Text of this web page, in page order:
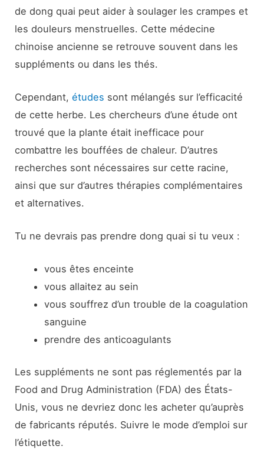
de dong quai peut aider à soulager les crampes et
les douleurs menstruelles. Cette médecine
chinoise ancienne se retrouve souvent dans les
suppléments ou dans les thés.
Cependant,études sont mélangés sur l’efficacité
de cette herbe. Les chercheurs d’une étude ont
trouvé que la plante était inefficace pour
combattre les bouffées de chaleur. D’autres
recherches sont nécessaires sur cette racine,
ainsi que sur d’autres thérapies complémentaires
et alternatives.
Tu ne devrais pas prendre dong quai si tu veux :
vous êtes enceinte
vous allaitez au sein
vous souffrez d’un trouble de la coagulation
sanguine
prendre des anticoagulants
Les suppléments ne sont pas réglementés par la
Food and Drug Administration (FDA) des États-
Unis, vous ne devriez donc les acheter qu’auprès
de fabricants réputés. Suivre le mode d’emploi sur
l’étiquette.